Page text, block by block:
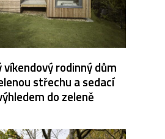
rodinný dům
střechu a sedací
do zeleně